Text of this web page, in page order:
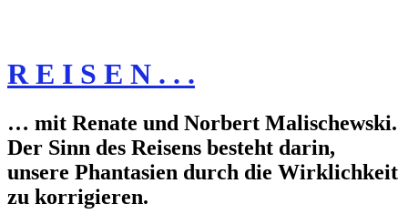
R E I S E N . . .
… mit Renate und Norbert Malischewski.
Der Sinn des Reisens besteht darin,
unsere Phantasien durch die Wirklichkeit
zu korrigieren.